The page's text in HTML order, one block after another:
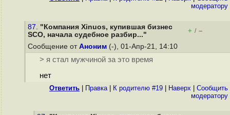
модератору
87. "Компания Xinuos, купившая бизнес
SCO, начала судебное разбир..."
+ / –
Сообщение от Аноним (-), 01-Апр-21, 14:10
> я стал мужчиной за это время
нет
Ответить Правка| К родителю #19 Наверх
Cообщить
модератору